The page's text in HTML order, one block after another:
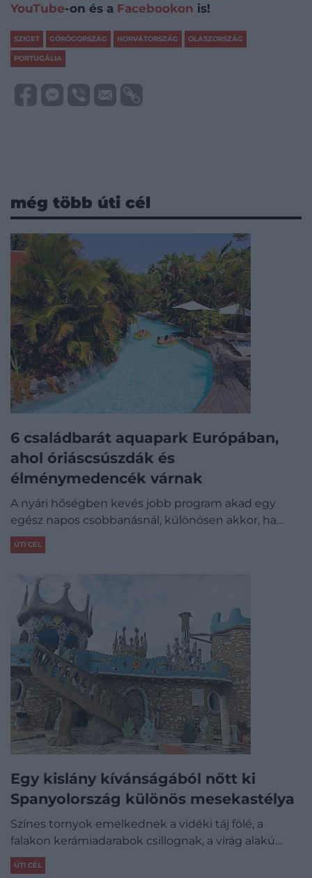
YouTube-on és a Facebookon is!
SZIGET GÖRÖGORSZÁG HORVÁTORSZÁG OLASZORSZÁG
PORTUGÁLIA
még több úti cél
6 családbarát aquapark Európában,
ahol óriáscsúszdák és
élménymedencék várnak
A nyári hőségben kevés jobb program akad egy
egész napos csobbanásnál, különösen akkor, ha…
ÚTI CÉL
Egy kislány kívánságából nőtt ki
Spanyolország különös mesekastélya
Színes tornyok emelkednek a vidéki táj fölé, a
falakon kerámiadarabok csillognak, a virág alakú…
ÚTI CÉL